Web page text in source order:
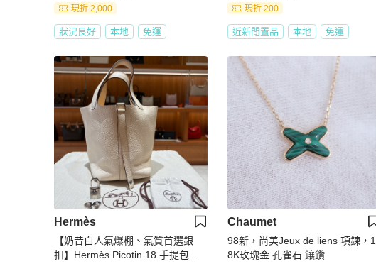
現折 2,000
狀況良好 本地 免運
現折 200
近新閒置品 本地 免運
Hermès
【奶昔白人氣爆棚、氣質首選銀
扣】Hermès Picotin 18 手提包｜
Chaumet
98新，尚美Jeux de liens 項鍊，1
8K玫瑰金 孔雀石 鑲鑽